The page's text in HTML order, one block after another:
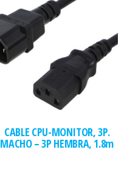
CABLE CPU-MONITOR, 3P.
MACHO – 3P HEMBRA, 1.8m